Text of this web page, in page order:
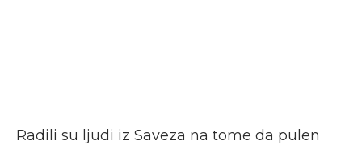
Radili su ljudi iz Saveza na tome da pulen